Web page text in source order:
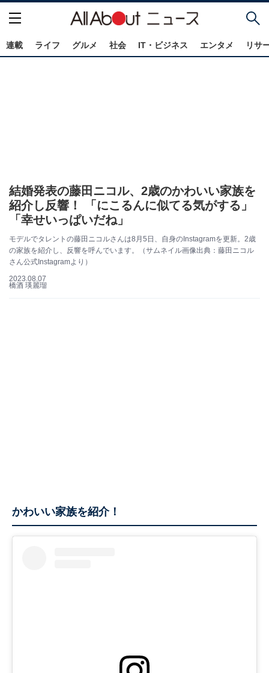
連載 ライフ グルメ 社会 IT・ビジネス エンタメ リサ
結婚発表の藤田ニコル、2歳のかわいい家族を
紹介し反響！ 「にこるんに似てる気がする」
「幸せいっぱいだね」
モデルでタレントの藤田ニコルさんは8月5日、自身のInstagramを更新。2歳
の家族を紹介し、反響を呼んでいます。（サムネイル画像出典：藤田ニコル
さん公式Instagramより）
2023.08.07
橋酒 瑛麗瑠
かわいい家族を紹介！